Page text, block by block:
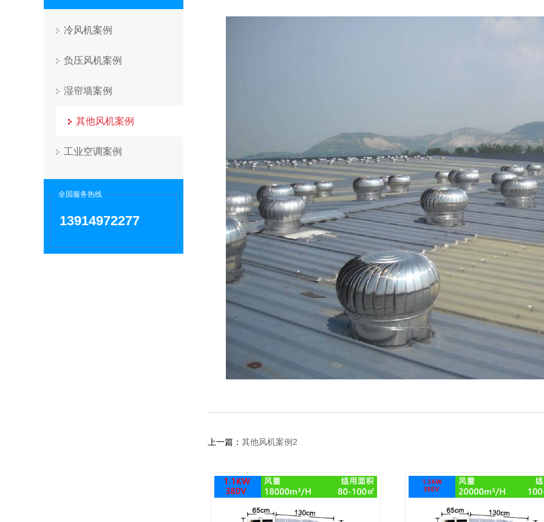
冷风机案例
负压风机案例
湿帘墙案例
其他风机案例
工业空调案例
全国服务热线
13914972277
上一篇： 其他风机案例2